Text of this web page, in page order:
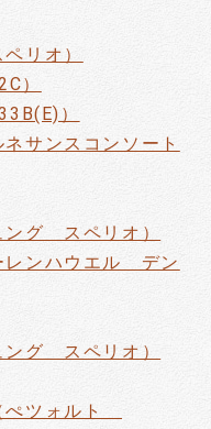
リオ）
）
）
サンスコンソート
ング スペリオ）
レンハウエル デン
ング スペリオ）
ぺツォルト